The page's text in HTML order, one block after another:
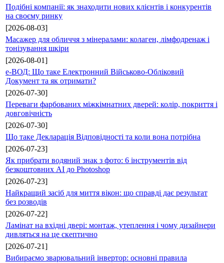
Подібні компанії: як знаходити нових клієнтів і конкурентів
на своєму ринку
[2026-08-03]
Масажер для обличчя з мінералами: колаген, лімфодренаж і
тонізування шкіри
[2026-08-01]
е-ВОД: Що таке Електронний Військово-Обліковий
Документ та як отримати?
[2026-07-30]
Переваги фарбованих міжкімнатних дверей: колір, покриття і
довговічність
[2026-07-30]
Що таке Декларація Відповідності та коли вона потрібна
[2026-07-23]
Як прибрати водяний знак з фото: 6 інструментів від
безкоштовних AI до Photoshop
[2026-07-23]
Найкращий засіб для миття вікон: що справді дає результат
без розводів
[2026-07-22]
Ламінат на вхідні двері: монтаж, утеплення і чому дизайнери
дивляться на це скептично
[2026-07-21]
Вибираємо зварювальний інвертор: основні правила